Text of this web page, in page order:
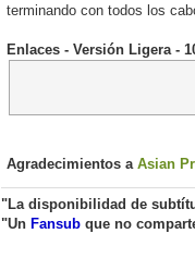
terminando con todos los
Enlaces - Versión Ligera -
Agradecimientos a Asian
"La disponibilidad de
"Un Fansub que no